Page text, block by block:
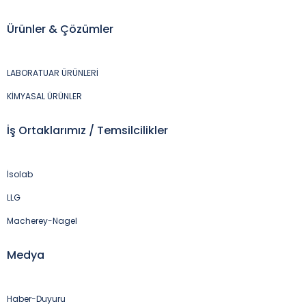
Ürünler & Çözümler
LABORATUAR ÜRÜNLERİ
KİMYASAL ÜRÜNLER
İş Ortaklarımız / Temsilcilikler
İsolab
LLG
Macherey-Nagel
Medya
Haber-Duyuru